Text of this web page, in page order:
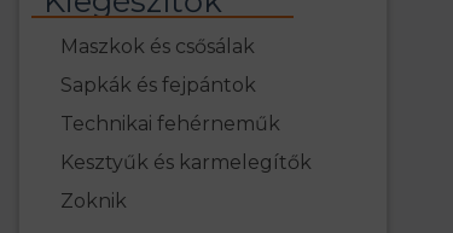
Maszkok és csősálak
Sapkák és fejpántok
Technikai fehérneműk
Kesztyűk és karmelegítők
Zoknik